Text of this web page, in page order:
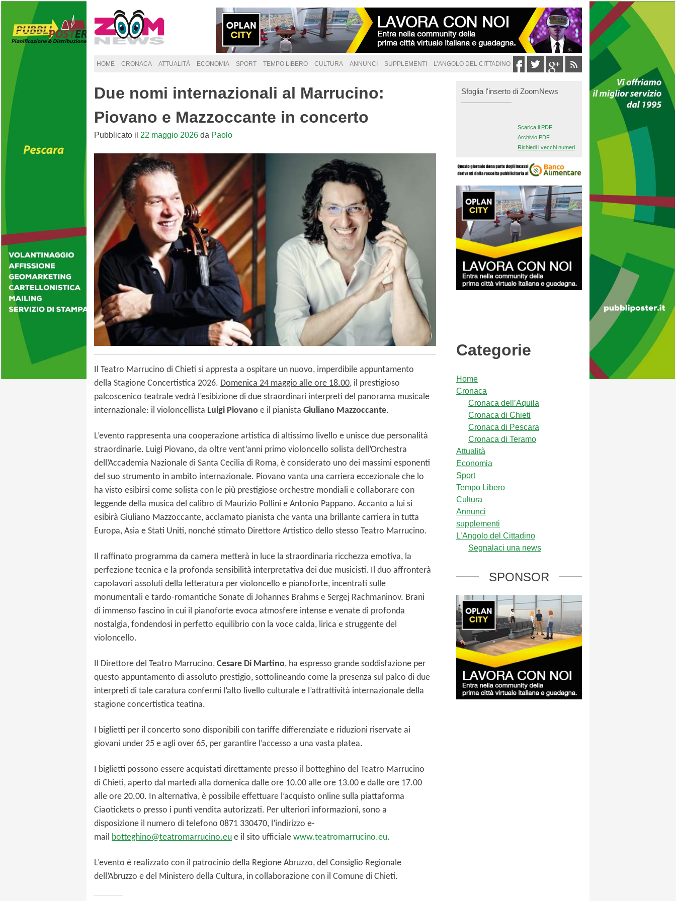
to
content
HOME CRONACA ATTUALITÀ ECONOMIA SPORT TEMPO LIBERO CULTURA ANNUNCI SUPPLEMENTI L’ANGOLO DEL CITTADINO
Due nomi internazionali al Marrucino:
Piovano e Mazzoccante in concerto
Pubblicato il 22 maggio 2026 da Paolo
Il Teatro Marrucino di Chieti si appresta a ospitare un nuovo, imperdibile appuntamento
della Stagione Concertistica 2026. Domenica 24 maggio alle ore 18.00, il prestigioso
palcoscenico teatrale vedrà l’esibizione di due straordinari interpreti del panorama musicale
internazionale: il violoncellista Luigi Piovano e il pianista Giuliano Mazzoccante.
L’evento rappresenta una cooperazione artistica di altissimo livello e unisce due personalità
straordinarie. Luigi Piovano, da oltre vent’anni primo violoncello solista dell’Orchestra
dell’Accademia Nazionale di Santa Cecilia di Roma, è considerato uno dei massimi esponenti
del suo strumento in ambito internazionale. Piovano vanta una carriera eccezionale che lo
ha visto esibirsi come solista con le più prestigiose orchestre mondiali e collaborare con
leggende della musica del calibro di Maurizio Pollini e Antonio Pappano. Accanto a lui si
esibirà Giuliano Mazzoccante, acclamato pianista che vanta una brillante carriera in tutta
Europa, Asia e Stati Uniti, nonché stimato Direttore Artistico dello stesso Teatro Marrucino.
Il raffinato programma da camera metterà in luce la straordinaria ricchezza emotiva, la
perfezione tecnica e la profonda sensibilità interpretativa dei due musicisti. Il duo affronterà
capolavori assoluti della letteratura per violoncello e pianoforte, incentrati sulle
monumentali e tardo-romantiche Sonate di Johannes Brahms e Sergej Rachmaninov. Brani
di immenso fascino in cui il pianoforte evoca atmosfere intense e venate di profonda
nostalgia, fondendosi in perfetto equilibrio con la voce calda, lirica e struggente del
violoncello.
Il Direttore del Teatro Marrucino, Cesare Di Martino, ha espresso grande soddisfazione per
questo appuntamento di assoluto prestigio, sottolineando come la presenza sul palco di due
interpreti di tale caratura confermi l’alto livello culturale e l’attrattività internazionale della
stagione concertistica teatina.
I biglietti per il concerto sono disponibili con tariffe differenziate e riduzioni riservate ai
giovani under 25 e agli over 65, per garantire l’accesso a una vasta platea.
I biglietti possono essere acquistati direttamente presso il botteghino del Teatro Marrucino
di Chieti, aperto dal martedì alla domenica dalle ore 10.00 alle ore 13.00 e dalle ore 17.00
alle ore 20.00. In alternativa, è possibile effettuare l’acquisto online sulla piattaforma
Ciaotickets o presso i punti vendita autorizzati. Per ulteriori informazioni, sono a
disposizione il numero di telefono 0871 330470, l’indirizzo e-
mail botteghino@teatromarrucino.eu e il sito ufficiale www.teatromarrucino.eu.
L’evento è realizzato con il patrocinio della Regione Abruzzo, del Consiglio Regionale
dell’Abruzzo e del Ministero della Cultura, in collaborazione con il Comune di Chieti.
Sfoglia l'inserto di ZoomNews
Scarica il PDF
Archivio PDF
Richiedi i vecchi numeri
Categorie
Home
Cronaca
Cronaca dell’Aquila
Cronaca di Chieti
Cronaca di Pescara
Cronaca di Teramo
Attualità
Economia
Sport
Tempo Libero
Cultura
Annunci
supplementi
L’Angolo del Cittadino
Segnalaci una news
SPONSOR